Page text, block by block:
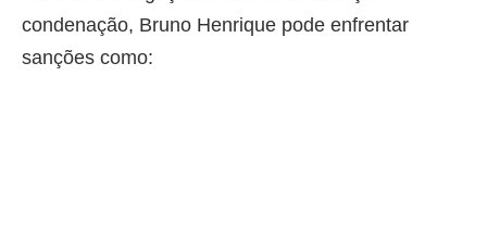
condenação, Bruno Henrique pode enfrentar
sanções como: